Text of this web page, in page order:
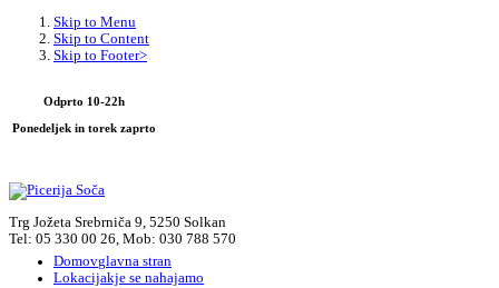
Skip to Menu
Skip to Content
Skip to Footer>
Odprto 10-22h
Ponedeljek in torek zaprto
Trg Jožeta Srebrniča 9, 5250 Solkan
Tel: 05 330 00 26, Mob: 030 788 570
Domovglavna stran
Lokacijakje se nahajamo